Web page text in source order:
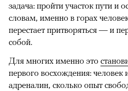
задача: пройти участок пути и
словам, именно в горах
перестает притворяться — и
собой.
Для многих именно это
первого восхождения: человек
адреналин, сколько опыт